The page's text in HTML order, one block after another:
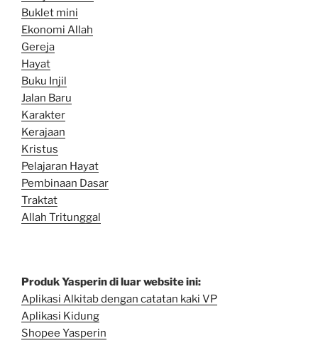
Buklet mini
Ekonomi Allah
Gereja
Hayat
Buku Injil
Jalan Baru
Karakter
Kerajaan
Kristus
Pelajaran Hayat
Pembinaan Dasar
Traktat
Allah Tritunggal
Produk Yasperin di luar website ini:
Aplikasi Alkitab dengan catatan kaki VP
Aplikasi Kidung
Shopee Yasperin